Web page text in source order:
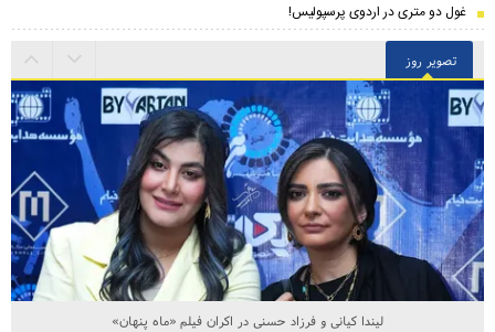
غول دو متری در اردوی پرسپولیس!
تصویر روز
لیندا کیانی و فرزاد حسنی در اکران فیلم «ماه پنهان»